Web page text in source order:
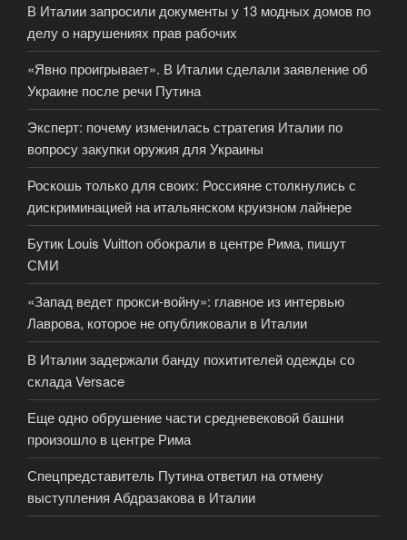
В Италии запросили документы у 13 модных домов по
делу о нарушениях прав рабочих
«Явно проигрывает». В Италии сделали заявление об
Украине после речи Путина
Эксперт: почему изменилась стратегия Италии по
вопросу закупки оружия для Украины
Роскошь только для своих: Россияне столкнулись с
дискриминацией на итальянском круизном лайнере
Бутик Louis Vuitton обокрали в центре Рима, пишут
СМИ
«Запад ведет прокси-войну»: главное из интервью
Лаврова, которое не опубликовали в Италии
В Италии задержали банду похитителей одежды со
склада Versace
Еще одно обрушение части средневековой башни
произошло в центре Рима
Спецпредставитель Путина ответил на отмену
выступления Абдразакова в Италии